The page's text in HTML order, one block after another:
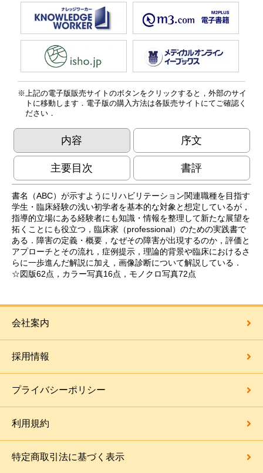
上記の電子版販売サイトのボタンをクリックすると，外部のサイ
トに移動します．電子版の購入方法は各販売サイトにてご確認く
ださい．
内容 序文
主要目次 書評
書名（ABC）が示すようにリハビリテーション関連職種を目指す
学生・臨床経験の浅い初学者を基本的な対象と想定しているが，
指導的立場にある経験者にも知識・情報を整理して新たな展望を
拓くことにも役立つ，臨床家（professional）のための実践書で
ある．障害の定義・概要，なぜその障害が出現するのか，評価と
アプローチとその流れ，症例提示，理論的背景や臨床におけるさ
らに一歩進んだ解説に加え，画像診断について解説している．
☆図版62点，カラー写真16点，モノクロ写真72点
会社案内
採用情報
プライバシーポリシー
利用規約
特定商取引法に基づく表示